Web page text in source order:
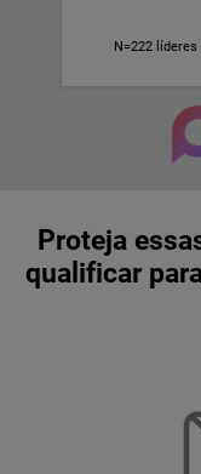
N=222
Proteja
qualificar